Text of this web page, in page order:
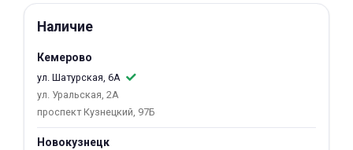
Наличие
Кемерово
ул. Шатурская, 6А
ул. Уральская, 2А
проспект Кузнецкий, 97Б
Новокузнецк
8 800 302-02-51